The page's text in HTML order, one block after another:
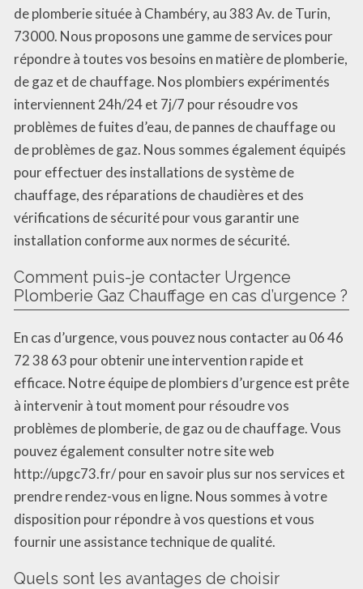
de plomberie située à Chambéry, au 383 Av. de Turin,
73000. Nous proposons une gamme de services pour
répondre à toutes vos besoins en matière de plomberie,
de gaz et de chauffage. Nos plombiers expérimentés
interviennent 24h/24 et 7j/7 pour résoudre vos
problèmes de fuites d’eau, de pannes de chauffage ou
de problèmes de gaz. Nous sommes également équipés
pour effectuer des installations de système de
chauffage, des réparations de chaudières et des
vérifications de sécurité pour vous garantir une
installation conforme aux normes de sécurité.
Comment puis-je contacter Urgence
Plomberie Gaz Chauffage en cas d’urgence ?
En cas d’urgence, vous pouvez nous contacter au 06 46
72 38 63 pour obtenir une intervention rapide et
efficace. Notre équipe de plombiers d’urgence est prête
à intervenir à tout moment pour résoudre vos
problèmes de plomberie, de gaz ou de chauffage. Vous
pouvez également consulter notre site web
http://upgc73.fr/ pour en savoir plus sur nos services et
prendre rendez-vous en ligne. Nous sommes à votre
disposition pour répondre à vos questions et vous
fournir une assistance technique de qualité.
Quels sont les avantages de choisir